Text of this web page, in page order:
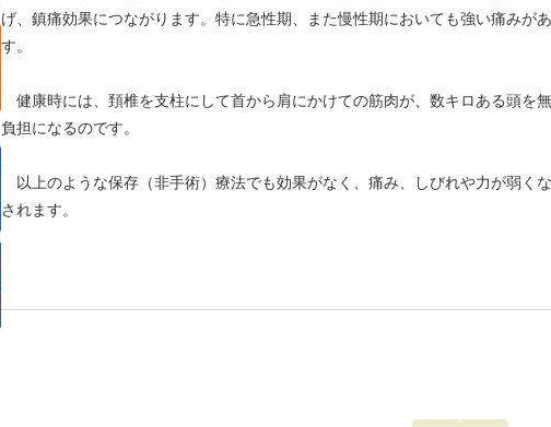
げ、鎮痛効果につながります。特に急性期、また慢性期においても強い痛みが
す。
健康時には、頚椎を支柱にして首から肩にかけての筋肉が、数キロある頭を
負担になるのです。
以上のような保存（非手術）療法でも効果がなく、痛み、しびれや力が弱く
されます。